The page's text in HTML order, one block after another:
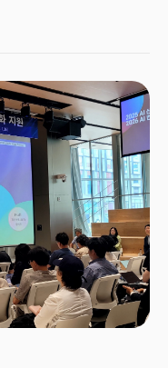
게 말했다. 마주친 상대를
C레벨(C-Level)
사람 중 한 명이 그 자리에서
람이라는 뜻이다. 이
한다. CES2026에는 산업
명, 미디어 7037명이
를 기록했다. 포춘
다. TV와 가전제품의
과 투자를 만들러 온 사람이
기업은 CES를 '행사
제품을 확인하고, 트렌드를
반면 미국과 글로벌 기업이
팔거나, 투자처를 찾고,
고객 기반을 보면 B2B가
B2C 성격보다 B2B 성격이